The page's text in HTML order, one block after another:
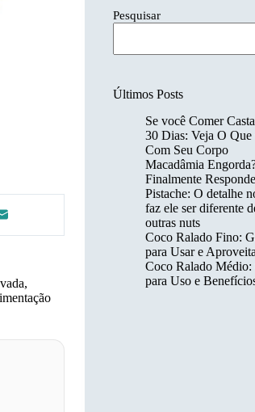
Pesquisar
Últimos Posts
Se você Comer
30 Dias: Veja O
Com Seu Corpo
Macadâmia
Finalmente Responde
Pistache: O detalhe
faz ele ser diferente
outras nuts
Coco Ralado Fino:
para Usar e
Coco Ralado
para Uso e